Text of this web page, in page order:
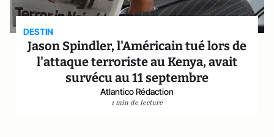
DESTIN
Jason Spindler, l'Américain tué lors de
l'attaque terroriste au Kenya, avait
survécu au 11 septembre
Atlantico Rédaction
1 min de lecture